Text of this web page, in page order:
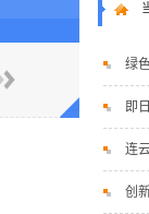
绿
即
连
创